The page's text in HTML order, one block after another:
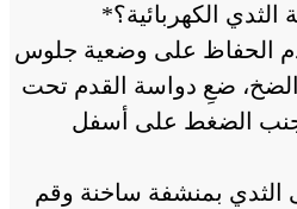
الكهربائية؟*
الحفاظ على وضعية جلوس
الضخ، ضعِ دواسة القدم تحت
الضغط على أسفل
الثدي بمنشفة ساخنة وقم